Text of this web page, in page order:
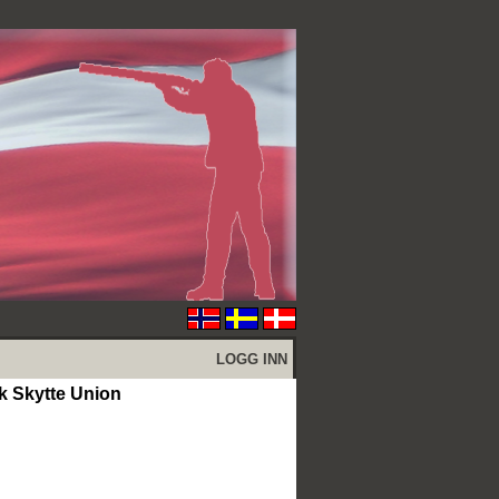
LOGG INN
Skytte Union